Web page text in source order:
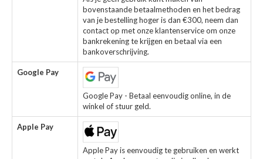
bovenstaande betaalmethoden en het bedrag
van je bestelling hoger is dan €300, neem dan
contact op met onze klantenservice om onze
bankrekening te krijgen en betaal via een
bankoverschrijving.
Google Pay
Google Pay - Betaal eenvoudig online, in de
winkel of stuur geld.
Apple Pay
Apple Pay is eenvoudig te gebruiken en werkt